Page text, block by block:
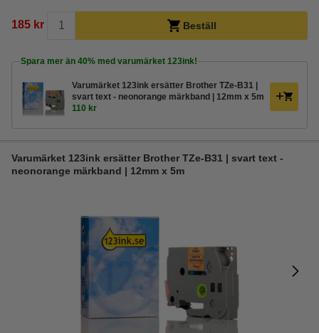
185 kr Beställ
Spara mer än 40% med varumärket 123ink!
Varumärket 123ink ersätter Brother TZe-B31 |
svart text - neonorange märkband | 12mm x 5m
110 kr
Varumärket 123ink ersätter Brother TZe-B31 | svart text -
neonorange märkband | 12mm x 5m